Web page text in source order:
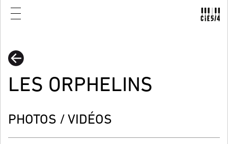
LES ORPHELINS
PHOTOS / VIDÉOS